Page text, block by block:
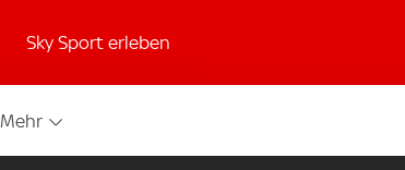
Sky Sport erleben
Mehr